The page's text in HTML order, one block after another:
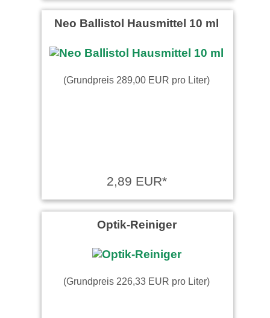
Neo Ballistol Hausmittel 10 ml
(Grundpreis 289,00 EUR pro Liter)
2,89 EUR*
Optik-Reiniger
(Grundpreis 226,33 EUR pro Liter)